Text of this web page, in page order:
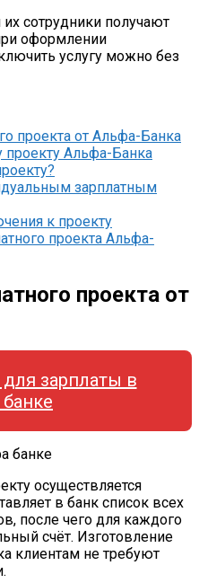
сотрудники получают
оформлении
услугу можно без
проекта от Альфа-Банка
Альфа-Банка
зарплатным
к проекту
проекта Альфа-
проекта от
зарплаты в
осуществляется
в банк список всех
после чего для каждого
счёт. Изготовление
клиентам не требуют